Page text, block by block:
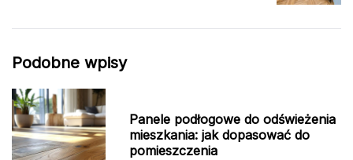
Podobne wpisy
Panele podłogowe do odświeżenia
mieszkania: jak dopasować do
pomieszczenia